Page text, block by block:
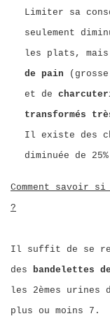
Limiter sa
seulement
les plats,
de pain
et de
transformés
Il existe des
diminuée de
Comment savoir
?
Il suffit de se
des bandelettes
les 2èmes
plus ou moins 7.